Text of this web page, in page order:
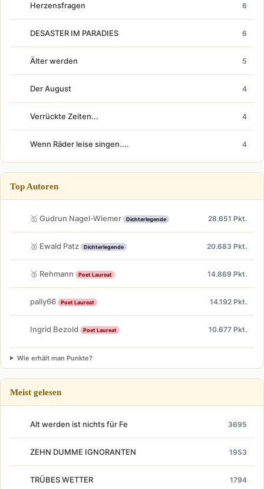
Herzensfragen 6
DESASTER IM PARADIES 6
Älter werden 5
Der August 4
Verrückte Zeiten... 4
Wenn Räder leise singen.... 4
Top Autoren
🥇 Gudrun Nagel-Wiemer Dichterlegende 28.651 Pkt.
🥈 Ewald Patz Dichterlegende 20.683 Pkt.
🥉 Rehmann Poet Laureat 14.869 Pkt.
pally66 Poet Laureat 14.192 Pkt.
Ingrid Bezold Poet Laureat 10.677 Pkt.
Wie erhält man Punkte?
Meist gelesen
Alt werden ist nichts für Fe 3695
ZEHN DUMME IGNORANTEN 1953
TRÜBES WETTER 1794